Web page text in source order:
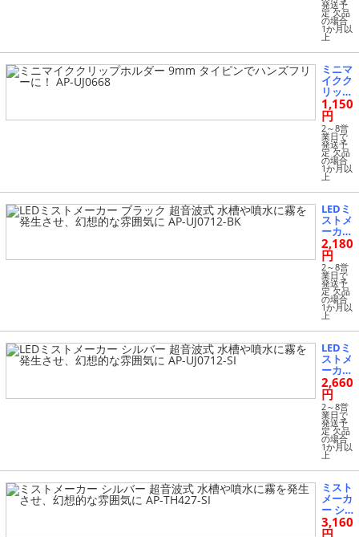
でハン
ズフリ
ーに！
AP-UJ
0666
発送予
定 欠品
の場合
1か月以
上
ミニマ
イクク
リップ
ホルダ
ー 9m
m タ
イピン
でハン
ズフリ
ーに！
AP-UJ
0668
1,150
円
2～8営
業日で
発送予
定 欠品
の場合
1か月以
上
LEDミ
ストメ
ーカー
ブラッ
ク 超
音波式
水槽や
噴水に
霧を発
生さ
せ、幻
想的な
雰囲気
に AP-
UJ071
2-BK
2,180
円
2～8営
業日で
発送予
定 欠品
の場合
1か月以
上
LEDミ
ストメ
ーカー
シルバ
ー 超
音波式
水槽や
噴水に
霧を発
生さ
せ、幻
想的な
雰囲気
に AP-
UJ071
2-SI
2,660
円
2～8営
業日で
発送予
定 欠品
の場合
1か月以
上
ミスト
メーカ
ー シ
ルバー
超音波
3,160